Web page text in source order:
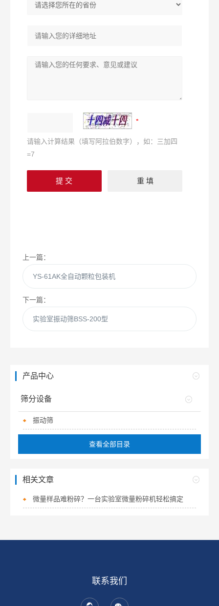
请输入计算结果（填写阿拉伯数字），如：三加四
=7
上一篇：
YS-61AK全自动颗粒包装机
下一篇：
实验室振动筛BSS-200型
产品中心
筛分设备
振动筛
查看全部目录
相关文章
微量样品难粉碎？一台实验室微量粉碎机轻松搞定
联系我们